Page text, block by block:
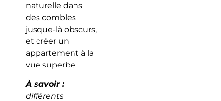
naturelle dans
des combles
jusque-là obscurs,
et créer un
appartement à la
vue superbe.
À savoir :
différents